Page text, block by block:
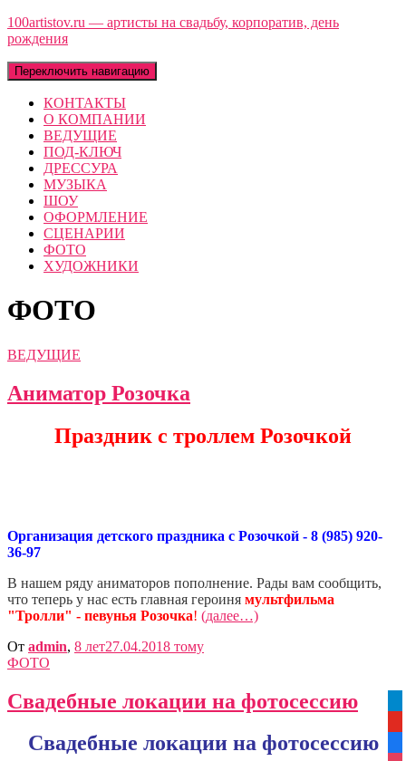
100artistov.ru — артисты на свадьбу, корпоратив, день
рождения
Переключить навигацию
КОНТАКТЫ
О КОМПАНИИ
ВЕДУЩИЕ
ПОД-КЛЮЧ
ДРЕССУРА
МУЗЫКА
ШОУ
ОФОРМЛЕНИЕ
СЦЕНАРИИ
ФОТО
ХУДОЖНИКИ
ФОТО
ВЕДУЩИЕ
Аниматор Розочка
Праздник с троллем Розочкой
Организация детского праздника с Розочкой - 8 (985) 920-
36-97
В нашем ряду аниматоров пополнение. Рады вам сообщить,
что теперь у нас есть главная героиня мультфильма
"Тролли" - певунья Розочка! (далее…)
От admin, 8 лет27.04.2018 тому
ФОТО
Свадебные локации на фотосессию
Свадебные локации на фотосессию